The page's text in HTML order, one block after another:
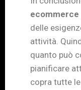
ecommerce
delle
attività.
quanto può
pianificare
copra tutte